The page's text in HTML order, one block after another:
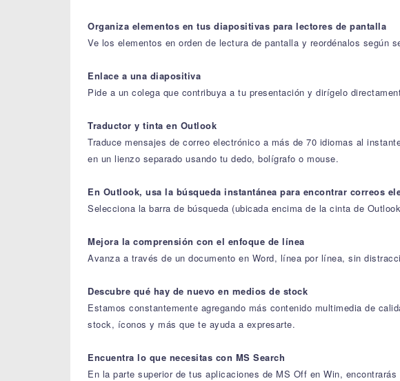
Organiza elementos en tus diapositivas para lectores de pantalla
Ve los elementos en orden de lectura de pantalla y reordénalos según
Enlace a una diapositiva
Pide a un colega que contribuya a tu presentación y dirígelo
Traductor y tinta en Outlook
Traduce mensajes de correo electrónico a más de 70 idiomas al
en un lienzo separado usando tu dedo, bolígrafo o mouse.
En Outlook, usa la búsqueda instantánea para encontrar correos
Selecciona la barra de búsqueda (ubicada encima de la cinta de
Mejora la comprensión con el enfoque de línea
Avanza a través de un documento en Word, línea por línea, sin
Descubre qué hay de nuevo en medios de stock
Estamos constantemente agregando más contenido multimedia de
stock, íconos y más que te ayuda a expresarte.
Encuentra lo que necesitas con MS Search
En la parte superior de tus aplicaciones de MS Off en Win,